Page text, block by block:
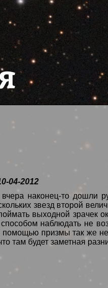
04-2012
вчера наконец-то дошли
звезд второй
поймать выходной
наблюдать не
помощью призмы так же
там будет заметная